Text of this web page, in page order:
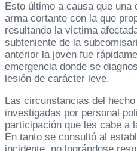
Esto último a causa que una
arma cortante con la que
resultando la victima
subteniente de la
anterior la joven fue
emergencia donde se
lesión de carácter leve.
Las circunstancias del
investigadas por personal
participación que les cabe a
En tanto se consultó al